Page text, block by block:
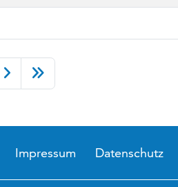
Impressum Datenschutz